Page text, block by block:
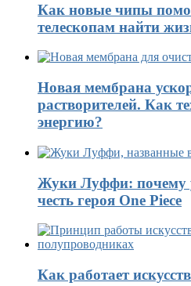
Как новые чипы
телескопам найти
Новая мембрана
растворителей. Как
энергию?
Жуки Луффи: почему
честь героя One Piece
Как работает